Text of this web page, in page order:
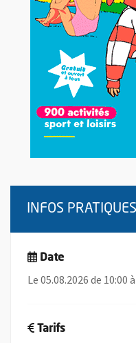
INFOS PRATIQUES
Date
Le 05.08.2026 de 10:00
Tarifs